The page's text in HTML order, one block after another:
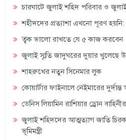
চারঘাটে জুলাই শহিদ পরিবার ও জুলাই
শহীদদের প্রত্যাশা এখনো পূরণ
ত্বক ভালো রাখতে যে ৫ কাজ করবেন
জুলাই স্মৃতি জাদুঘরের দুয়ার খুলেছে
শাহরুখের নতুন সিনেমার লুক
কোয়ার্টার ফাইনালে নেইমারের দুর্দান্ত
ডেনিস লিয়ামিন রাশিয়ার ড্রোন
জুলাই শহিদদের আত্মত্যাগ জাতি
ভূমিমন্ত্রী